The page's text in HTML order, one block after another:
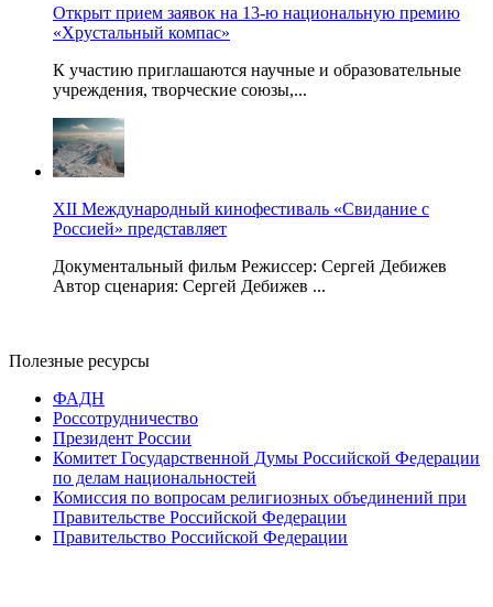
Открыт прием заявок на 13-ю национальную премию
«Хрустальный компас»
К участию приглашаются научные и образовательные
учреждения, творческие союзы,...
XII Международный кинофестиваль «Свидание с
Россией» представляет
Документальный фильм Режиссер: Сергей Дебижев
Автор сценария: Сергей Дебижев ...
Полезные ресурсы
ФАДН
Россотрудничество
Президент России
Комитет Государственной Думы Российской Федерации
по делам национальностей
Комиссия по вопросам религиозных объединений при
Правительстве Российской Федерации
Правительство Российской Федерации